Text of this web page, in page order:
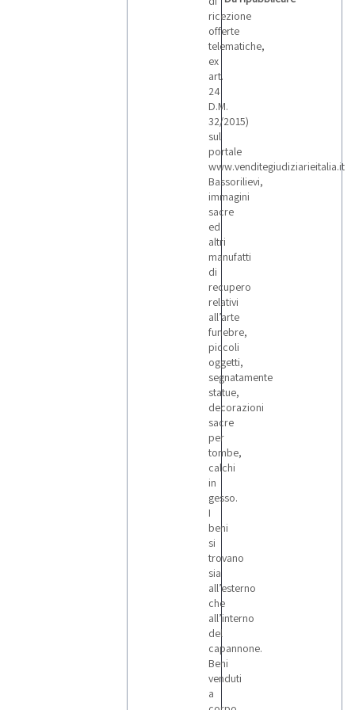
ricezione
offerte
telematiche,
ex
art.
24
D.M.
32/2015)
sul
portale
www.venditegiudiziarieitalia.it
Bassorilievi,
immagini
sacre
ed
altri
manufatti
di
recupero
relativi
all’arte
funebre,
piccoli
oggetti,
segnatamente
statue,
decorazioni
sacre
per
tombe,
calchi
in
gesso.
I
beni
si
trovano
sia
all’esterno
che
all’interno
del
capannone.
Beni
venduti
a